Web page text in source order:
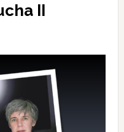
II